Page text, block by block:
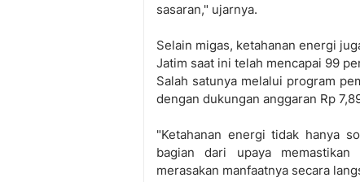
sasaran," ujarnya.
Selain migas, ketahanan energi
Jatim saat ini telah mencapai 99
Salah satunya melalui program
dengan dukungan anggaran Rp
"Ketahanan energi tidak hanya
bagian dari upaya
merasakan manfaatnya secara